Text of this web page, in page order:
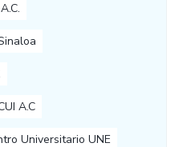
A.C
Universitario UNE